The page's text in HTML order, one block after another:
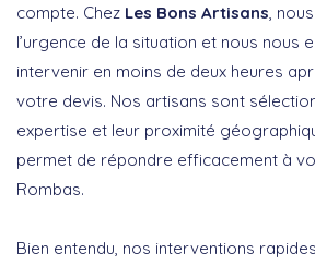
compte. Chez Les Bons Artisans ,
l’urgence de la situation et nous nous
intervenir en moins de deux heures
votre devis. Nos artisans sont
expertise et leur proximité
permet de répondre efficacement à
Rombas.
Bien entendu, nos interventions